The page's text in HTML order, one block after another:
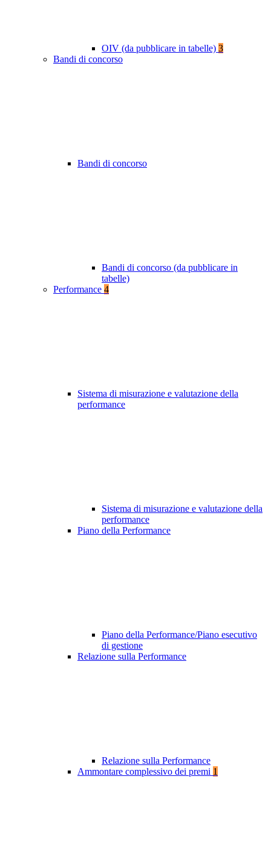
OIV (da pubblicare in tabelle) 3
Bandi di concorso
Bandi di concorso
Bandi di concorso (da pubblicare in
tabelle)
Performance 4
Sistema di misurazione e valutazione della
performance
Sistema di misurazione e valutazione della
performance
Piano della Performance
Piano della Performance/Piano esecutivo
di gestione
Relazione sulla Performance
Relazione sulla Performance
Ammontare complessivo dei premi 1